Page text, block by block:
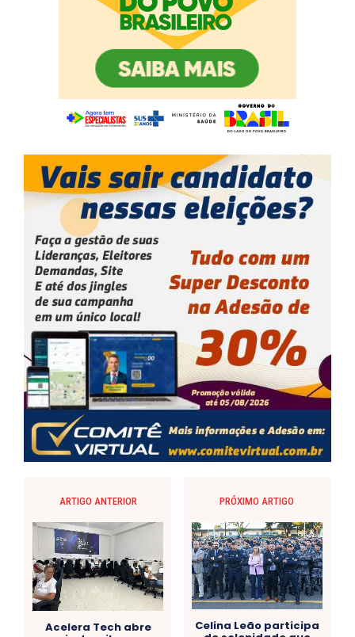
ARTIGO ANTERIOR
Acelera Tech abre
PRÓXIMO ARTIGO
Celina Leão participa